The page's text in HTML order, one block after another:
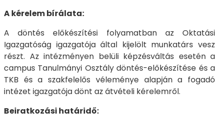
A kérelem bírálata:
A döntés előkészítési folyamatban az Oktatási
Igazgatóság igazgatója által kijelölt munkatárs vesz
részt. Az intézményen belüli képzésváltás esetén a
campus Tanulmányi Osztály döntés-előkészítése és a
TKB és a szakfelelős véleménye alapján a fogadó
intézet igazgatója dönt az átvételi kérelemről.
Beiratkozási határidő: